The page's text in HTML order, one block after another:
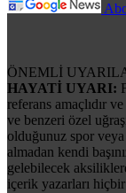
ÖNEMLİ
HAYATİ UYARI:
referans amaçlıdır
ve benzeri özel
olduğunuz spor veya
almadan kendi
gelebilecek
içerik yazarları